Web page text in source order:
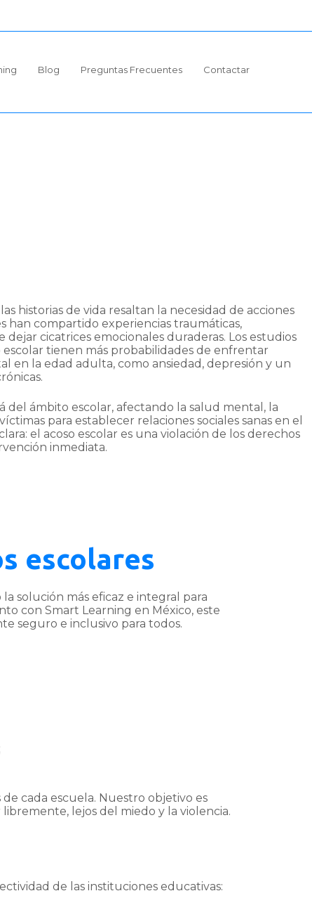
Blog Preguntas Frecuentes Contactar
historias de vida resaltan la necesidad de acciones
han compartido experiencias traumáticas,
cicatrices emocionales duraderas. Los estudios
escolar tienen más probabilidades de enfrentar
en la edad adulta, como ansiedad, depresión y un
del ámbito escolar, afectando la salud mental, la
para establecer relaciones sociales sanas en el
el acoso escolar es una violación de los derechos
inmediata.
escolares
solución más eficaz e integral para
con Smart Learning en México, este
seguro e inclusivo para todos.
cada escuela. Nuestro objetivo es
lejos del miedo y la violencia.
de las instituciones educativas: